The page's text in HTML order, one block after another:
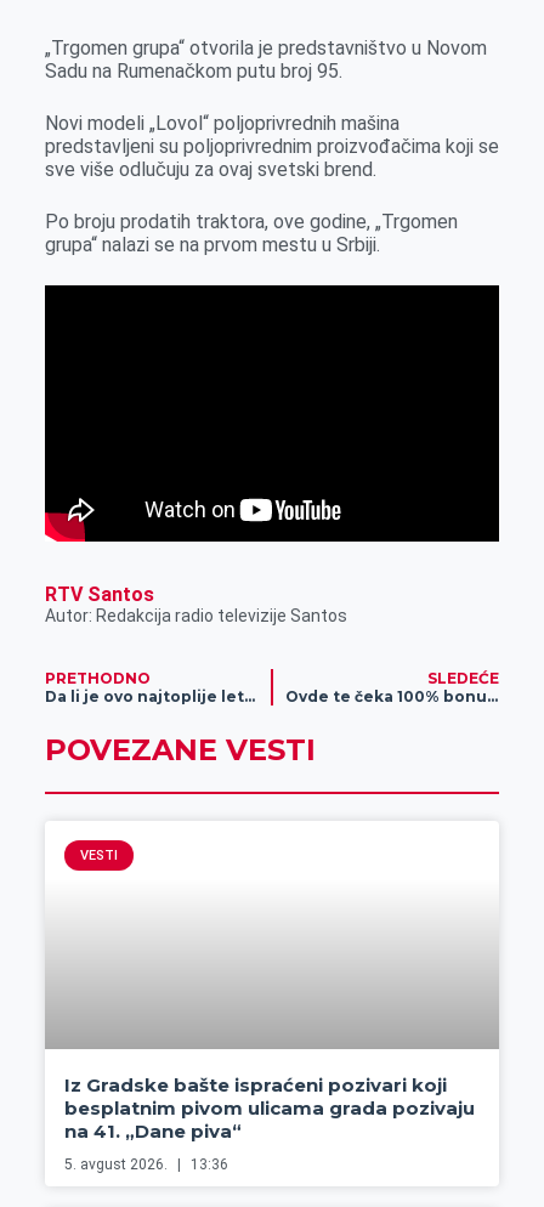
rn
A
p
i
„Trgomen grupa“ otvorila je predstavništvo u Novom
Sadu na Rumenačkom putu broj 95.
Novi modeli „Lovol“ poljoprivrednih mašina
predstavljeni su poljoprivrednim proizvođačima koji se
sve više odlučuju za ovaj svetski brend.
Po broju prodatih traktora, ove godine, „Trgomen
grupa“ nalazi se na prvom mestu u Srbiji.
RTV Santos
Autor: Redakcija radio televizije Santos
PRETHODNO
Da li je ovo najtoplije leto?
SLEDEĆE
Ovde te čeka 100% bonusa – evo kako do 120.000 dinara!
POVEZANE VESTI
VESTI
Iz Gradske bašte ispraćeni pozivari koji
besplatnim pivom ulicama grada pozivaju
na 41. „Dane piva“
5. avgust 2026. 13:36